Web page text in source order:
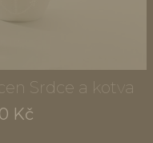
Srdce a kotva
Kč